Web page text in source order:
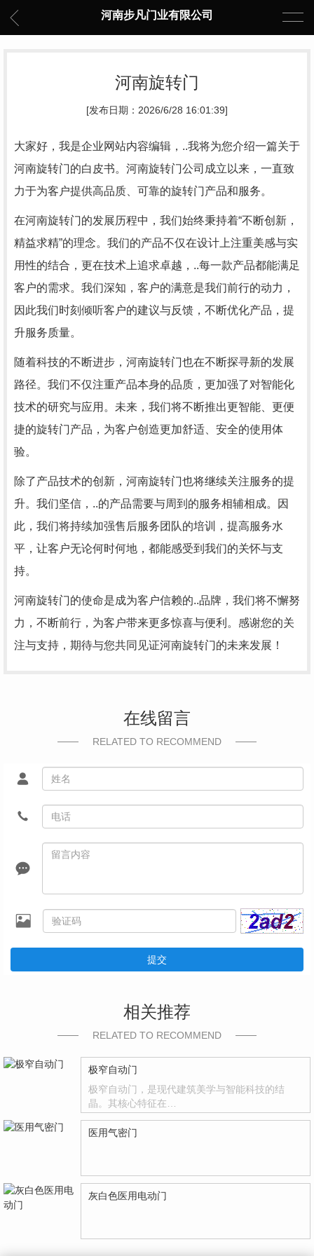
河南步凡门业有限公司
河南旋转门
[发布日期：2026/6/28 16:01:39]
大家好，我是企业网站内容编辑，..我将为您介绍一篇关于
河南旋转门的白皮书。河南旋转门公司成立以来，一直致
力于为客户提供高品质、可靠的旋转门产品和服务。
在河南旋转门的发展历程中，我们始终秉持着“不断创新，
精益求精”的理念。我们的产品不仅在设计上注重美感与实
用性的结合，更在技术上追求卓越，..每一款产品都能满足
客户的需求。我们深知，客户的满意是我们前行的动力，
因此我们时刻倾听客户的建议与反馈，不断优化产品，提
升服务质量。
随着科技的不断进步，河南旋转门也在不断探寻新的发展
路径。我们不仅注重产品本身的品质，更加强了对智能化
技术的研究与应用。未来，我们将不断推出更智能、更便
捷的旋转门产品，为客户创造更加舒适、安全的使用体
验。
除了产品技术的创新，河南旋转门也将继续关注服务的提
升。我们坚信，..的产品需要与周到的服务相辅相成。因
此，我们将持续加强售后服务团队的培训，提高服务水
平，让客户无论何时何地，都能感受到我们的关怀与支
持。
河南旋转门的使命是成为客户信赖的..品牌，我们将不懈努
力，不断前行，为客户带来更多惊喜与便利。感谢您的关
注与支持，期待与您共同见证河南旋转门的未来发展！
在线留言
RELATED TO RECOMMEND
提交
相关推荐
RELATED TO RECOMMEND
极窄自动门
极窄自动门，是现代建筑美学与智能科技的结
晶。其核心特征在…
医用气密门
灰白色医用电动门